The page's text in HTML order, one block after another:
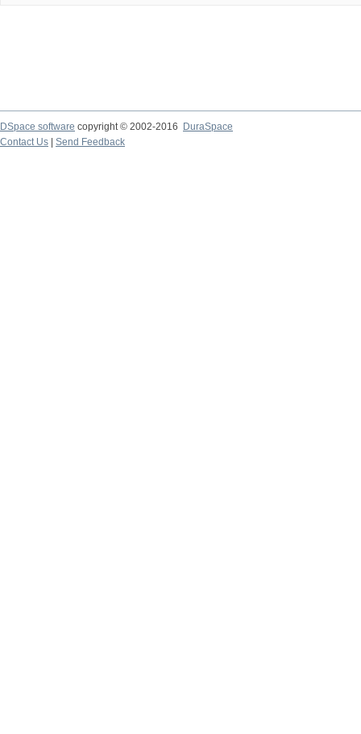
DSpace software copyright © 2002-2016
DuraSpace
Contact Us
Send Feedback